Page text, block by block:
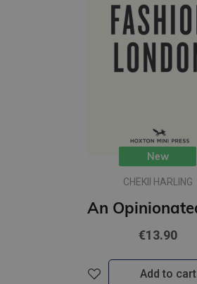
New
CHEKII HARLING
€13.90
Add to cart